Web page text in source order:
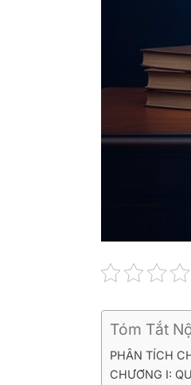
Tóm Tắt
PHÂN TÍCH
CHƯƠNG I: